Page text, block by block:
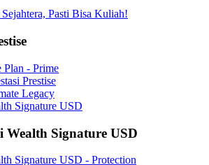
Pasti Bisa Kuliah!
- Prime
Prestise
Legacy
Signature USD
Signature USD
Signature USD - Protection